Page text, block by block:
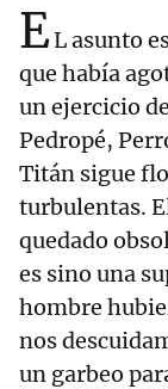
EL asunto
que había
un ejercicio
Pedropé,
Titán sigue
turbulentas.
quedado
es sino una
hombre
nos
un garbeo